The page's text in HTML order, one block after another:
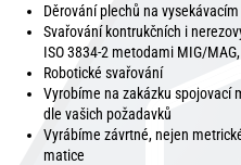
Děrování plechů na
Svařování kontrukčních i
ISO 3834-2 metodami MIG/
Robotické svařování
Vyrobíme na zakázku spojovací
dle vašich požadavků
Vyrábíme závrtné, nejen
matice